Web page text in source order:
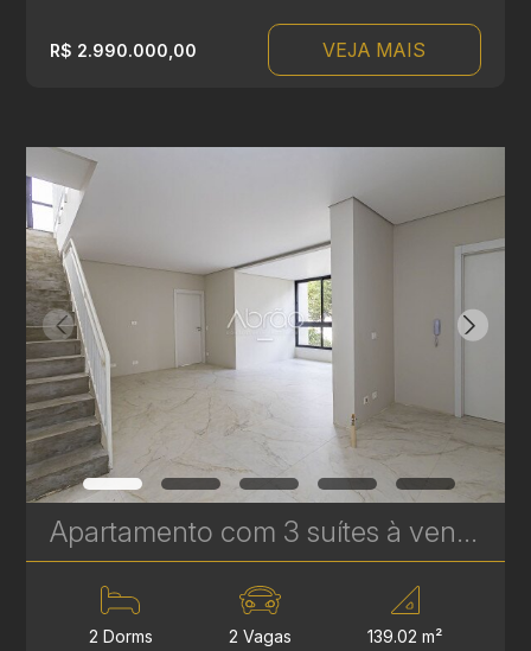
R$ 2.990.000,00 VEJA MAIS
Apartamento com 3 suítes à venda no Edifício Casamia - 139,02 m² | Ref. 1771
2 Dorms 2 Vagas 139.02 m²